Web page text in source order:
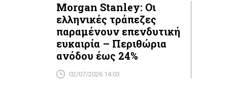
Morgan Stanley: Οι
ελληνικές τράπεζες
παραμένουν επενδυτική
ευκαιρία – Περιθώρια
ανόδου έως 24%
02/07/2026 14:03